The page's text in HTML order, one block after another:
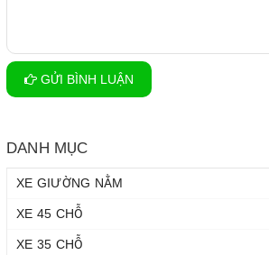
GỬI BÌNH LUẬN
DANH MỤC
XE GIƯỜNG NẰM
XE 45 CHỖ
XE 35 CHỖ